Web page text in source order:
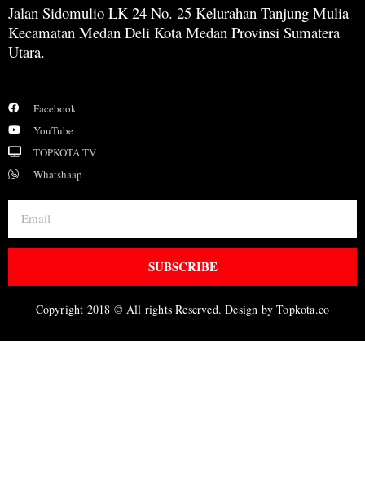
Jalan Sidomulio LK 24 No. 25 Kelurahan Tanjung Mulia
Kecamatan Medan Deli Kota Medan Provinsi Sumatera
Utara.
Facebook
YouTube
TOPKOTA TV
Whatshaap
SUBSCRIBE
Copyright 2018 © All rights Reserved. Design by Topkota.co